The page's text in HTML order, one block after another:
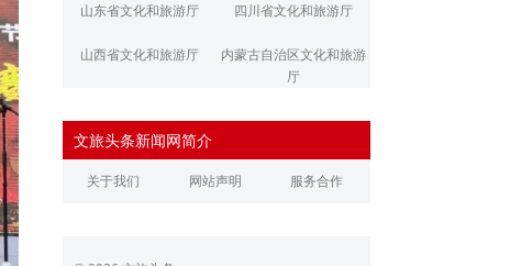
山东省文化和旅游厅 四川省文化和旅游厅
山西省文化和旅游厅
内蒙古自治区文化和旅游
厅
浙江省文化和旅游厅
江西省文化和旅游厅 河南省文化和旅游厅
文旅头条新闻网简介
关于我们 网站声明 服务合作